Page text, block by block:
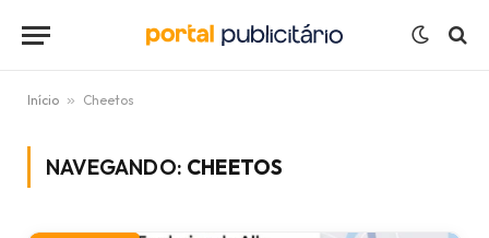
Início » Cheetos
NAVEGANDO: CHEETOS